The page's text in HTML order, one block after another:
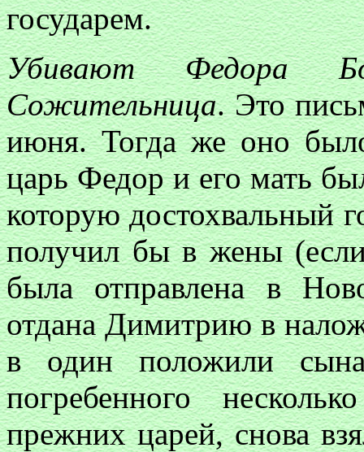
государем.
Убивают Федора
Сожительница. Это
июня. Тогда же оно
царь Федор и его мать
которую достохвальный
получил бы в жены
была отправлена в
отдана Димитрию в
в один положили
погребенного
прежних царей, снова